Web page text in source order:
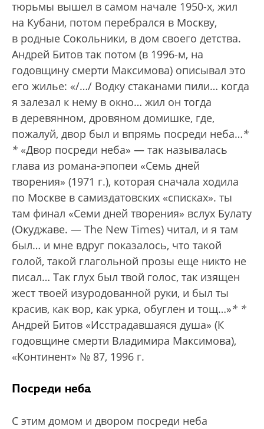
тюрьмы вышел в самом начале 1950-х, жил
на Кубани, потом перебрался в Москву,
в родные Сокольники, в дом своего детства.
Андрей Битов так потом (в 1996-м, на
годовщину смерти Максимова) описывал это
его жилье: «/…/ Водку стаканами пили… когда
я залезал к нему в окно… жил он тогда
в деревянном, дровяном домишке, где,
пожалуй, двор был и впрямь посреди неба…*
* «Двор посреди неба» — так называлась
глава из романа-эпопеи «Семь дней
творения» (1971 г.), которая сначала ходила
по Москве в самиздатовских «списках». ты
там финал «Семи дней творения» вслух Булату
(Окуджаве. — The New Times) читал, и я там
был… и мне вдруг показалось, что такой
голой, такой глагольной прозы еще никто не
писал… Так глух был твой голос, так изящен
жест твоей изуродованной руки, и был ты
красив, как вор, как урка, обуглен и тощ…»* *
Андрей Битов «Исстрадавшаяся душа» (К
годовщине смерти Владимира Максимова),
«Континент» № 87, 1996 г.
Посреди неба
С этим домом и двором посреди неба